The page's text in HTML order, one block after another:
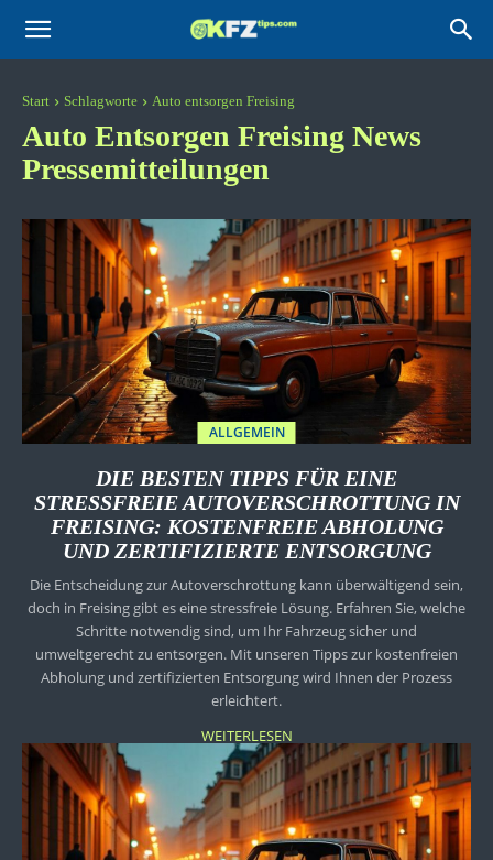
KFZtips.com
Start Schlagworte Auto entsorgen Freising
Auto Entsorgen Freising News
Pressemitteilungen
ALLGEMEIN
DIE BESTEN TIPPS FÜR EINE
STRESSFREIE AUTOVERSCHROTTUNG IN
FREISING: KOSTENFREIE ABHOLUNG
UND ZERTIFIZIERTE ENTSORGUNG
Die Entscheidung zur Autoverschrottung kann überwältigend sein,
doch in Freising gibt es eine stressfreie Lösung. Erfahren Sie, welche
Schritte notwendig sind, um Ihr Fahrzeug sicher und
umweltgerecht zu entsorgen. Mit unseren Tipps zur kostenfreien
Abholung und zertifizierten Entsorgung wird Ihnen der Prozess
erleichtert.
WEITERLESEN